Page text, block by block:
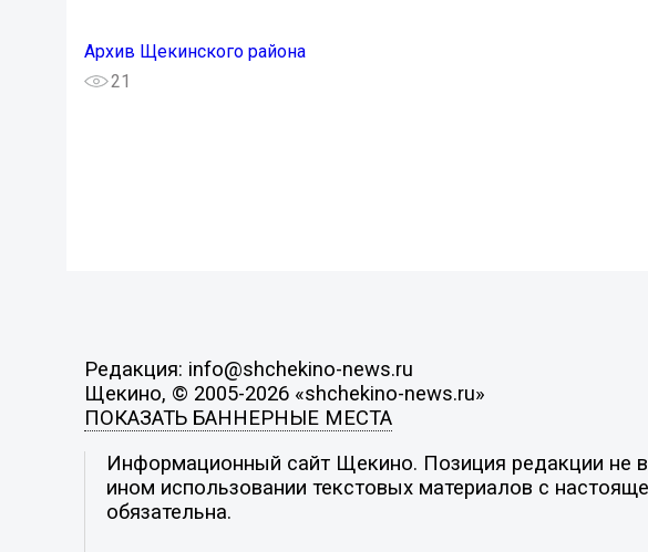
Архив Щекинского района
21
Редакция: info@shchekino-news.ru
Щекино, © 2005-2026 «shchekino-news.ru»
ПОКАЗАТЬ БАННЕРНЫЕ МЕСТА
Информационный сайт Щекино. Позиция редакции не
ином использовании текстовых материалов с
обязательна.